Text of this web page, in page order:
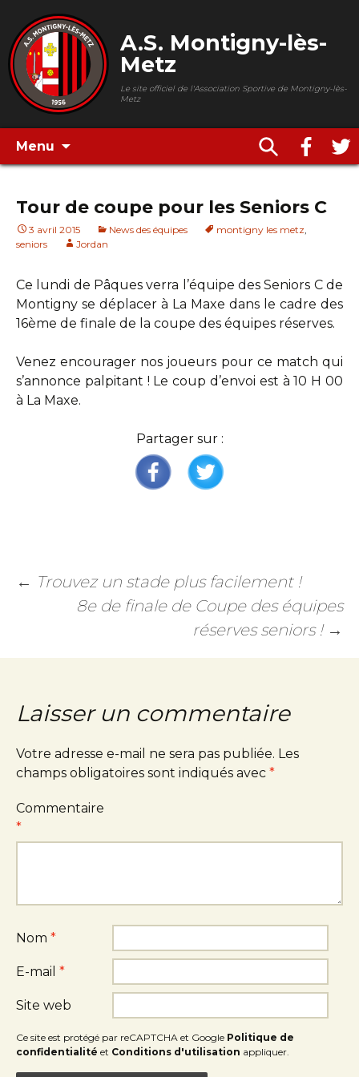
A.S. Montigny-lès-
Metz
Le site officiel de l'Association Sportive de Montigny-lès-
Metz
Menu
Tour de coupe pour les Seniors C
3 avril 2015 News des équipes montigny les metz,
seniors
Jordan
Ce lundi de Pâques verra l’équipe des Seniors C de
Montigny se déplacer à La Maxe dans le cadre des
16ème de finale de la coupe des équipes réserves.
Venez encourager nos joueurs pour ce match qui
s’annonce palpitant ! Le coup d’envoi est à 10 H 00
à La Maxe.
Partager sur :
← Trouvez un stade plus facilement !
8e de finale de Coupe des équipes
réserves seniors ! →
Laisser un commentaire
Votre adresse e-mail ne sera pas publiée. Les
champs obligatoires sont indiqués avec *
Commentaire
*
Nom *
E-mail *
Site web
Ce site est protégé par reCAPTCHA et Google Politique de
confidentialité et Conditions d'utilisation appliquer.